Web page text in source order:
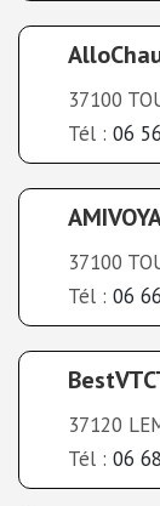
37100
Tél : 06
37100
Tél : 06
37120
Tél : 06